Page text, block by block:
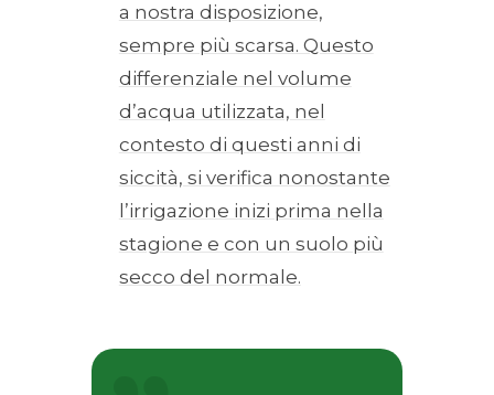
a nostra disposizione,
sempre più scarsa. Questo
differenziale nel volume
d’acqua utilizzata, nel
contesto di questi anni di
siccità, si verifica nonostante
l’irrigazione inizi prima nella
stagione e con un suolo più
secco del normale.